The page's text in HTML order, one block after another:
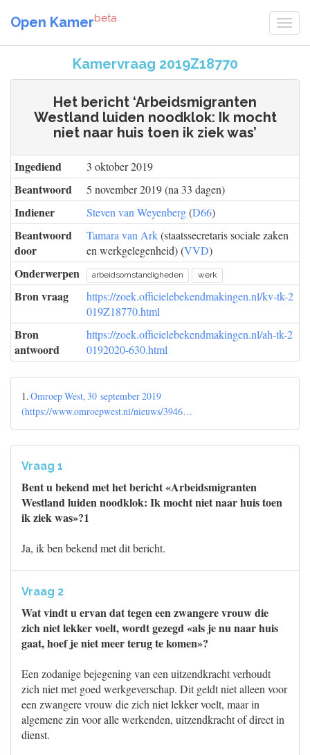
Open Kamerbeta
Kamervraag 2019Z18770
Het bericht ‘Arbeidsmigranten
Westland luiden noodklok: Ik mocht
niet naar huis toen ik ziek was’
Ingediend 3 oktober 2019
Beantwoord 5 november 2019 (na 33 dagen)
Indiener Steven van Weyenberg(D66)
Beantwoord
door
Tamara van Ark(staatssecretaris sociale zaken
en werkgelegenheid) (VVD)
Onderwerpen arbeidsomstandigheden werk
Bron vraag
https://zoek.officielebekendmakingen.nl/kv-tk-2
019Z18770.html
Bron
antwoord
https://zoek.officielebekendmakingen.nl/ah-tk-2
0192020-630.html
1.Omroep West, 30 september 2019
(https://www.omroepwest.nl/nieuws/3946…
Vraag 1
Bent u bekend met het bericht «Arbeidsmigranten
Westland luiden noodklok: Ik mocht niet naar huis toen
ik ziek was»?1
Ja, ik ben bekend met dit bericht.
Vraag 2
Wat vindt u ervan dat tegen een zwangere vrouw die
zich niet lekker voelt, wordt gezegd «als je nu naar huis
gaat, hoef je niet meer terug te komen»?
Een zodanige bejegening van een uitzendkracht verhoudt
zich niet met goed werkgeverschap. Dit geldt niet alleen voor
een zwangere vrouw die zich niet lekker voelt, maar in
algemene zin voor alle werkenden, uitzendkracht of direct in
dienst.